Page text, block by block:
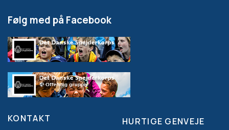
Følg med på Facebook
KONTAKT
HURTIGE GENVEJE